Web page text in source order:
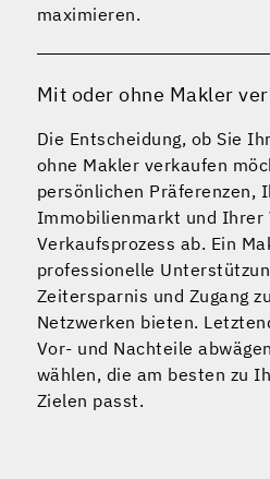
maximieren.
Mit oder ohne Makler
Die Entscheidung, ob Sie
ohne Makler verkaufen
persönlichen Präferenzen,
Immobilienmarkt und Ihrer
Verkaufsprozess ab. Ein
professionelle
Zeitersparnis und Zugang
Netzwerken bieten.
Vor- und Nachteile
wählen, die am besten zu
Zielen passt.